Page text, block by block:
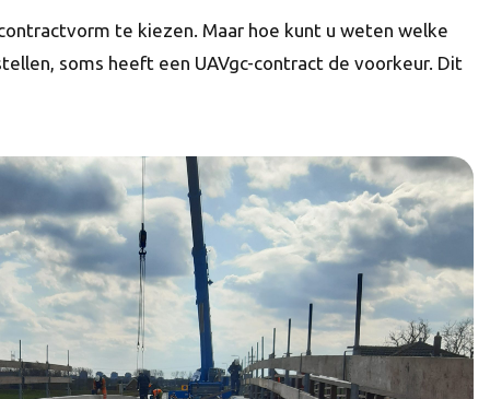
te kiezen. Maar hoe kunt u weten welke
soms heeft een UAVgc-contract de voorkeur. Dit